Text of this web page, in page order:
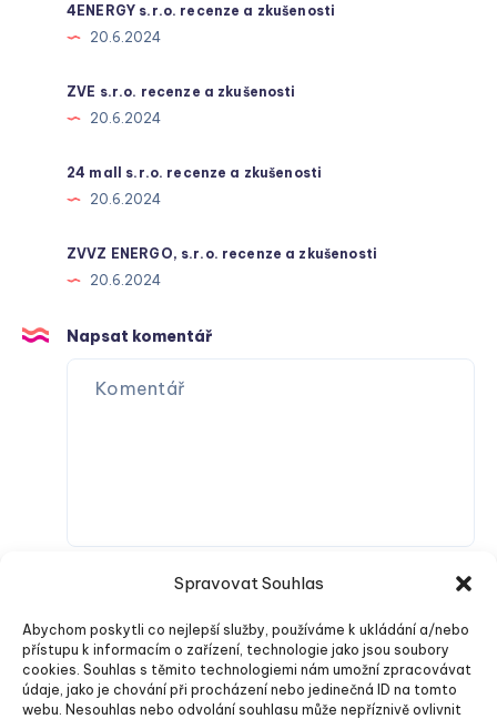
Spravovat Souhlas
Abychom poskytli co nejlepší služby, používáme k ukládání a/nebo
přístupu k informacím o zařízení, technologie jako jsou soubory
cookies. Souhlas s těmito technologiemi nám umožní zpracovávat
údaje, jako je chování při procházení nebo jedinečná ID na tomto
webu. Nesouhlas nebo odvolání souhlasu může nepříznivě ovlivnit
4ENERGY s.r.o. recenze a zkušenosti
20.6.2024
ZVE s.r.o. recenze a zkušenosti
20.6.2024
24 mall s.r.o. recenze a zkušenosti
20.6.2024
ZVVZ ENERGO, s.r.o. recenze a zkušenosti
20.6.2024
Napsat komentář